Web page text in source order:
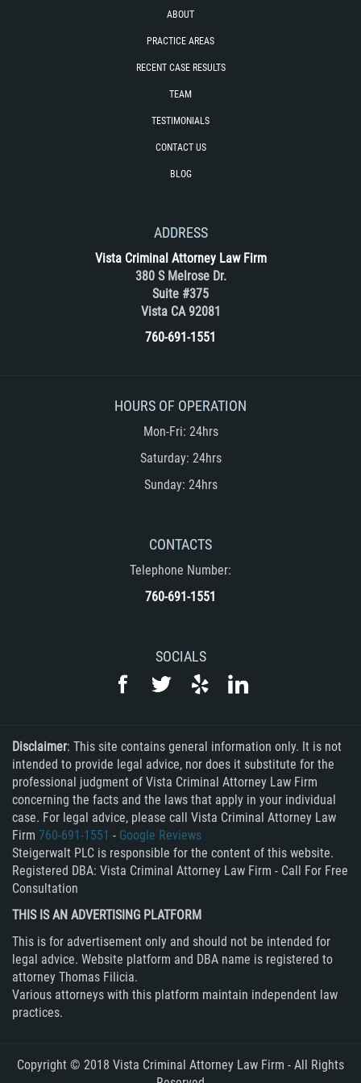
ABOUT
PRACTICE AREAS
RECENT CASE RESULTS
TEAM
TESTIMONIALS
CONTACT US
BLOG
ADDRESS
Vista Criminal Attorney Law Firm
380 S Melrose Dr.
Suite #375
Vista CA 92081
760-691-1551
HOURS OF OPERATION
Mon-Fri: 24hrs
Saturday: 24hrs
Sunday: 24hrs
CONTACTS
Telephone Number:
760-691-1551
SOCIALS
Disclaimer: This site contains general information only. It is not
intended to provide legal advice, nor does it substitute for the
professional judgment of Vista Criminal Attorney Law Firm
concerning the facts and the laws that apply in your individual
case. For legal advice, please call Vista Criminal Attorney Law
Firm 760-691-1551 - Google Reviews
Steigerwalt PLC is responsible for the content of this website.
Registered DBA: Vista Criminal Attorney Law Firm - Call For Free
Consultation
THIS IS AN ADVERTISING PLATFORM
This is for advertisement only and should not be intended for
legal advice. Website platform and DBA name is registered to
attorney Thomas Filicia.
Various attorneys with this platform maintain independent law
practices.
Copyright © 2018 Vista Criminal Attorney Law Firm - All Rights